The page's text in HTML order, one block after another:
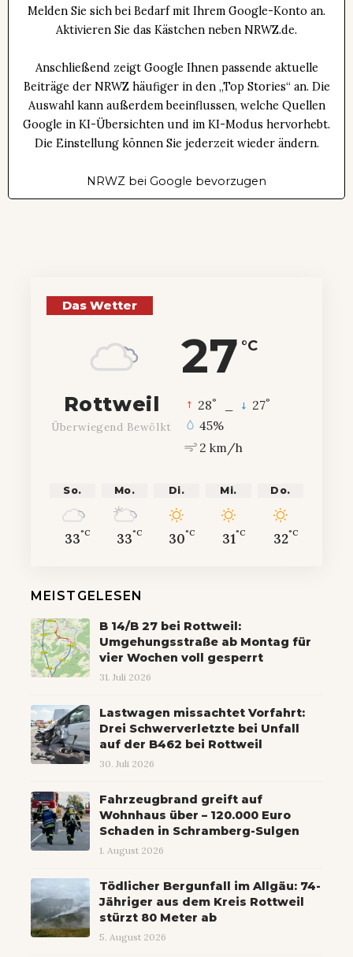
Melden Sie sich bei Bedarf mit Ihrem Google-Konto an.
Aktivieren Sie das Kästchen neben NRWZ.de.
Anschließend zeigt Google Ihnen passende aktuelle
Beiträge der NRWZ häufiger in den „Top Stories“ an. Die
Auswahl kann außerdem beeinflussen, welche Quellen
Google in KI-Übersichten und im KI-Modus hervorhebt.
Die Einstellung können Sie jederzeit wieder ändern.
NRWZ bei Google bevorzugen
Das Wetter
27 °C
Rottweil
Überwiegend Bewölkt
28° 27°
45%
2 km/h
So.
33°C
Mo.
33°C
Di.
30°C
Mi.
31°C
Do.
32°C
MEISTGELESEN
B 14/B 27 bei Rottweil:
Umgehungsstraße ab Montag für
vier Wochen voll gesperrt
31. Juli 2026
Lastwagen missachtet Vorfahrt:
Drei Schwerverletzte bei Unfall
auf der B462 bei Rottweil
30. Juli 2026
Fahrzeugbrand greift auf
Wohnhaus über – 120.000 Euro
Schaden in Schramberg-Sulgen
1. August 2026
Tödlicher Bergunfall im Allgäu: 74-
Jähriger aus dem Kreis Rottweil
stürzt 80 Meter ab
5. August 2026